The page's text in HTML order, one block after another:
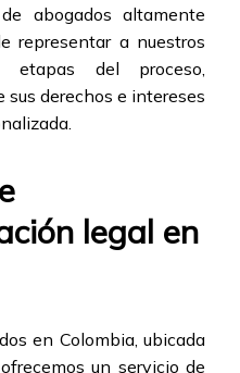
abogados altamente
representar a nuestros
del proceso,
derechos e intereses
legal en
en Colombia, ubicada
un servicio de